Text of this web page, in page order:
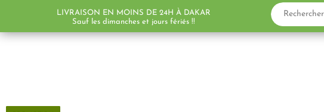
LIVRAISON EN MOINS DE 24H À DAKAR
Sauf les dimanches et jours fériés !!